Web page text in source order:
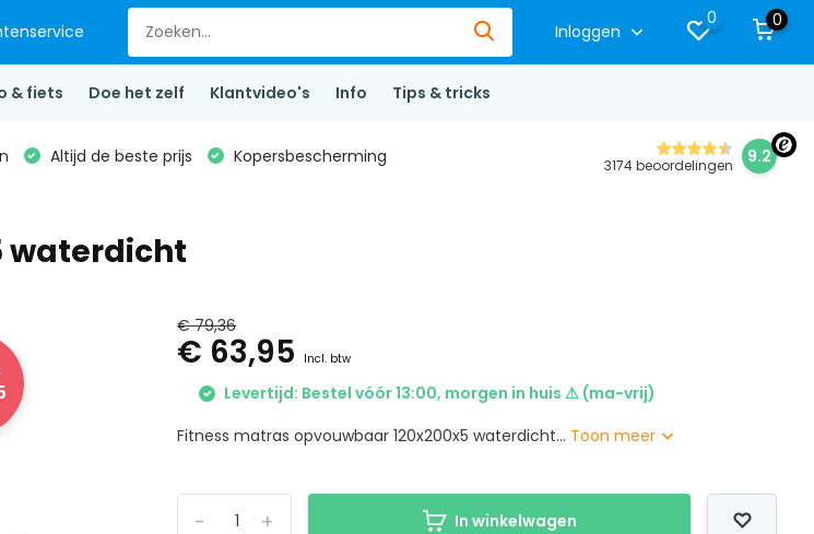
Inloggen
0 0
& fiets Doe het zelf Klantvideo's Info Tips & tricks
Altijd de beste prijs Kopersbescherming 3174 beoordelingen 9.2
waterdicht
€ 79,36
€ 63,95 Incl. btw
Levertijd: Bestel vóór 13:00, morgen in huis ⚠ (ma-vrij)
Fitness matras opvouwbaar 120x200x5 waterdicht... Toon meer
+
- In winkelwagen